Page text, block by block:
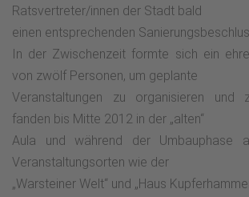
Ratsvertreter/innen der Stadt bald
einen entsprechenden
In der Zwischenzeit formte sich ein
von zwölf Personen, um geplante
Veranstaltungen zu organisieren und
fanden bis Mitte 2012 in der „alten“
Aula und während der Umbauphase
Veranstaltungsorten wie der
„Warsteiner Welt“ und „Haus